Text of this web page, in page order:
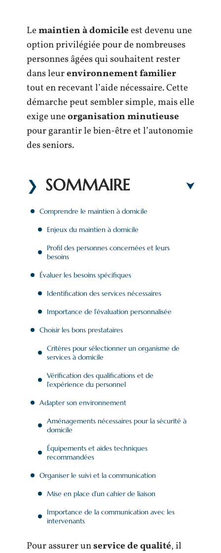
Lemaintien à domicileest devenu une
option privilégiée pour de nombreuses
personnes âgées qui souhaitent rester
dans leurenvironnement familier
tout en recevant l’aide nécessaire. Cette
démarche peut sembler simple, mais elle
exige uneorganisation minutieuse
pour garantir le bien-être et l’autonomie
des seniors.
SOMMAIRE
Comprendre le maintien à domicile
Enjeux du maintien à domicile
Profil des personnes concernées et leurs
besoins
Évaluer les besoins spécifiques
Identification des services nécessaires
Importance de l’évaluation personnalisée
Choisir les bons prestataires
Critères pour sélectionner un organisme de
services à domicile
Vérification des qualifications et de
l’expérience du personnel
Adapter son environnement
Aménagements nécessaires pour la sécurité à
domicile
Équipements et aides techniques
recommandées
Organiser le suivi et la communication
Mise en place d’un cahier de liaison
Importance de la communication avec les
intervenants
Pour assurer unservice de qualité, il